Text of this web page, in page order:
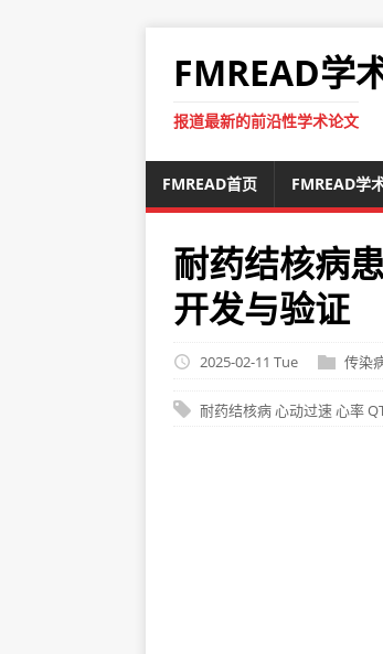
FMREAD学
报道最新的前沿性学术论文
FMREAD首页 FMREAD学
耐药结核病
开发与验证
2025-02-11 Tue 传染
耐药结核病 心动过速 心率